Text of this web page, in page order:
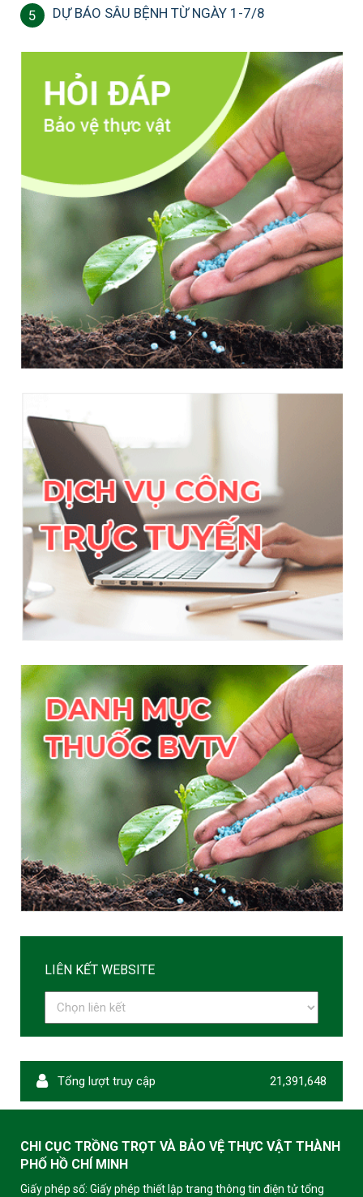
5 DỰ BÁO SÂU BỆNH TỪ NGÀY 1-7/8
LIÊN KẾT WEBSITE
Tổng lượt truy cập 21,391,648
CHI CỤC TRỒNG TRỌT VÀ BẢO VỆ THỰC VẬT THÀNH
PHỐ HỒ CHÍ MINH
Giấy phép số: Giấy phép thiết lập trang thông tin điện tử tổng